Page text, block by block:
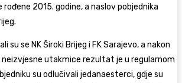
rođene 2015. godine, a naslov pobjednika
su se NK Široki Brijeg i FK Sarajevo, a nakon
utakmice rezultat je u regularnom
su odlučivali jedanaesterci, gdje su